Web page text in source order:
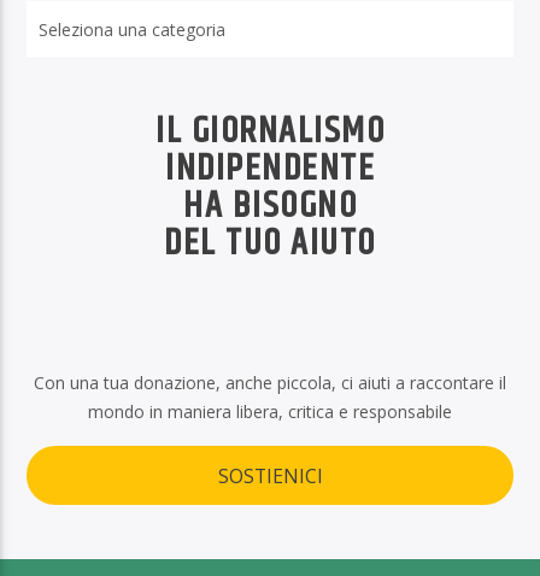
IL GIORNALISMO
INDIPENDENTE
HA BISOGNO
DEL TUO AIUTO
Con una tua donazione, anche piccola, ci aiuti a raccontare il
mondo in maniera libera, critica e responsabile
SOSTIENICI